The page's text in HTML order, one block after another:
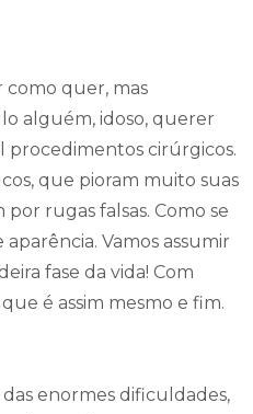
como quer, mas
alguém, idoso, querer
procedimentos cirúrgicos.
que pioram muito suas
rugas falsas. Como se
Vamos assumir
fase da vida! Com
é assim mesmo e fim.
enormes dificuldades,